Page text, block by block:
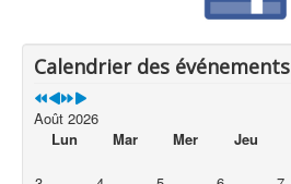
Calendrier des événements
Août 2026
Lun
Mar Mer Jeu